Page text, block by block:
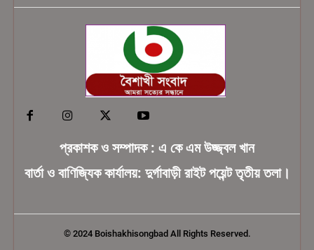
প্রকাশক ও সম্পাদক : এ কে এম উজ্জ্বল খান
বার্তা ও বাণিজ্যিক কার্যালয়: দুর্গাবাড়ী রাইট পয়েন্ট তৃতীয় তলা।
© 2024 Boishakhisongbad All Rights Reserved.